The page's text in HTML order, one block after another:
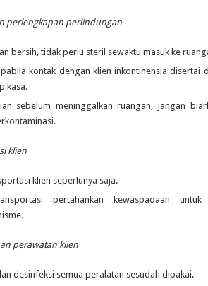
perlengkapan perlindungan
bersih, tidak perlu steril sewaktu masuk ke
kontak dengan klien inkontinensia disertai
kasa.
sebelum meninggalkan ruangan, jangan
klien
klien seperlunya saja.
pertahankan kewaspadaan
perawatan klien
desinfeksi semua peralatan sesudah dipakai.